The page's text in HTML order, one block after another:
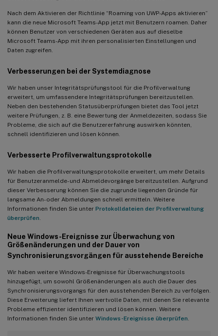
Nach dem Aktivieren der Richtlinie “Roaming von UWP-Apps aktivieren”
kann die neue Microsoft Teams-App jetzt mit Benutzern roamen. Daher
können Benutzer von verschiedenen Geräten aus auf dieselbe
Microsoft Teams-App mit ihren personalisierten Einstellungen und
Daten zugreifen.
Verbesserungen bei der Systemdiagnose
Wir haben unser Integritätsprüfungstool für die Profilverwaltung
erweitert, um umfassendere Integritätsprüfungen bereitzustellen.
Neben den bestehenden Statusüberprüfungen bietet das Tool jetzt
weitere Prüfungen, z. B. eine Bewertung der Anmeldezeiten, sodass Sie
Probleme, die sich auf die Benutzererfahrung auswirken könnten,
schnell identifizieren und lösen können.
Verbesserte Profilverwaltungsprotokolle
Wir haben die Profilverwaltungsprotokolle erweitert, um mehr Details
für Benutzeranmelde- und Abmeldevorgänge bereitzustellen. Aufgrund
dieser Verbesserung können Sie die zugrunde liegenden Gründe für
langsame An- oder Abmeldungen schnell ermitteln. Weitere
Informationen finden Sie unter Protokolldateien der Profilverwaltung
überprüfen
Neue Windows-Ereignisse zur Überwachung von
Größenänderungen und der Dauer von
Synchronisierungsvorgängen für ausstehende Bereiche
Wir haben weitere Windows-Ereignisse für Überwachungstools
hinzugefügt, um sowohl Größenänderungen als auch die Dauer des
Synchronisierungsvorgangs für den ausstehenden Bereich zu verfolgen.
Diese Erweiterung liefert Ihnen wertvolle Daten, mit denen Sie relevante
Probleme effizienter identifizieren und lösen können. Weitere
Informationen finden Sie unter Windows-Ereignisse überprüfen